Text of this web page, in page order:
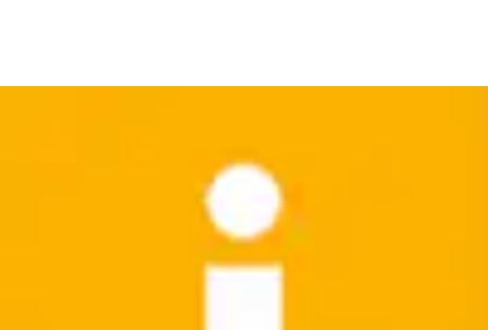
23,99 €